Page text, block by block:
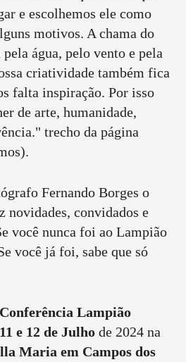
e escolhemos ele como
motivos. A chama do
água, pelo vento e pela
criatividade também fica
falta inspiração. Por isso
de arte, humanidade,
trecho da página
Fernando Borges o
novidades, convidados e
você nunca foi ao Lampião
você já foi, sabe que só
Conferência Lampião
11 e 12 de Julho de 2024 na
Maria em Campos dos